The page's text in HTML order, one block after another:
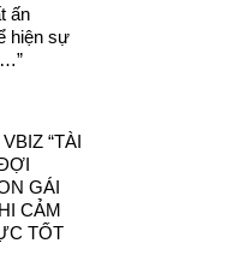
ấn
hiện sự
“TÀI
GÁI
CẢM
TỐT